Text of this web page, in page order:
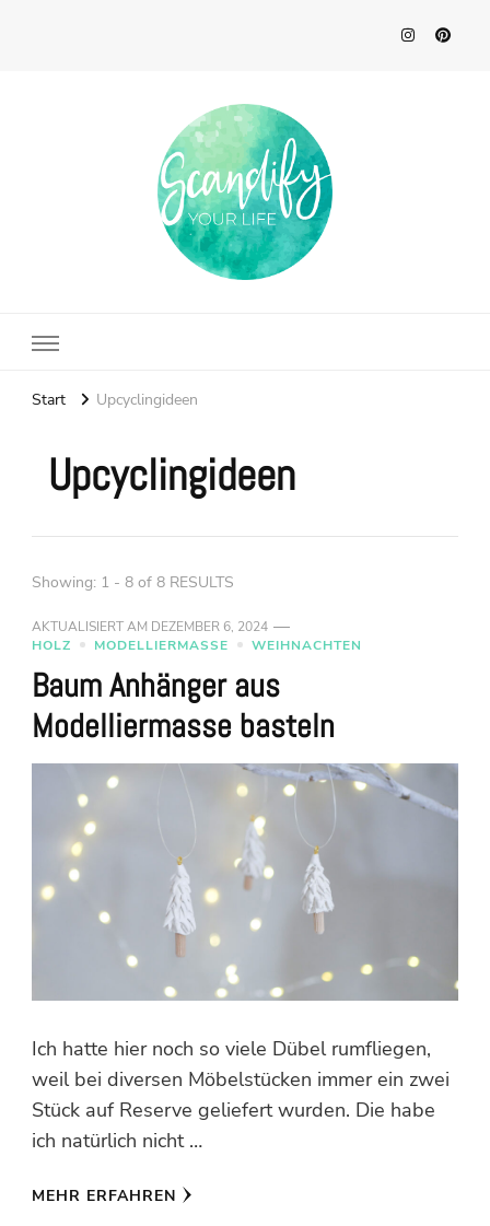
Start Upcyclingideen
Upcyclingideen
Showing: 1 - 8 of 8 RESULTS
AKTUALISIERT AM DEZEMBER 6, 2024
HOLZ
MODELLIERMASSE WEIHNACHTEN
Baum Anhänger aus
Modelliermasse basteln
Ich hatte hier noch so viele Dübel rumfliegen,
weil bei diversen Möbelstücken immer ein zwei
Stück auf Reserve geliefert wurden. Die habe
ich natürlich nicht …
MEHR ERFAHREN